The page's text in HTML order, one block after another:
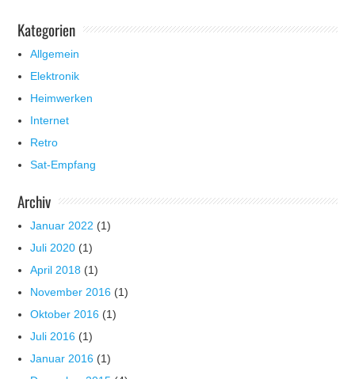
Kategorien
Allgemein
Elektronik
Heimwerken
Internet
Retro
Sat-Empfang
Archiv
Januar 2022 (1)
Juli 2020 (1)
April 2018 (1)
November 2016 (1)
Oktober 2016 (1)
Juli 2016 (1)
Januar 2016 (1)